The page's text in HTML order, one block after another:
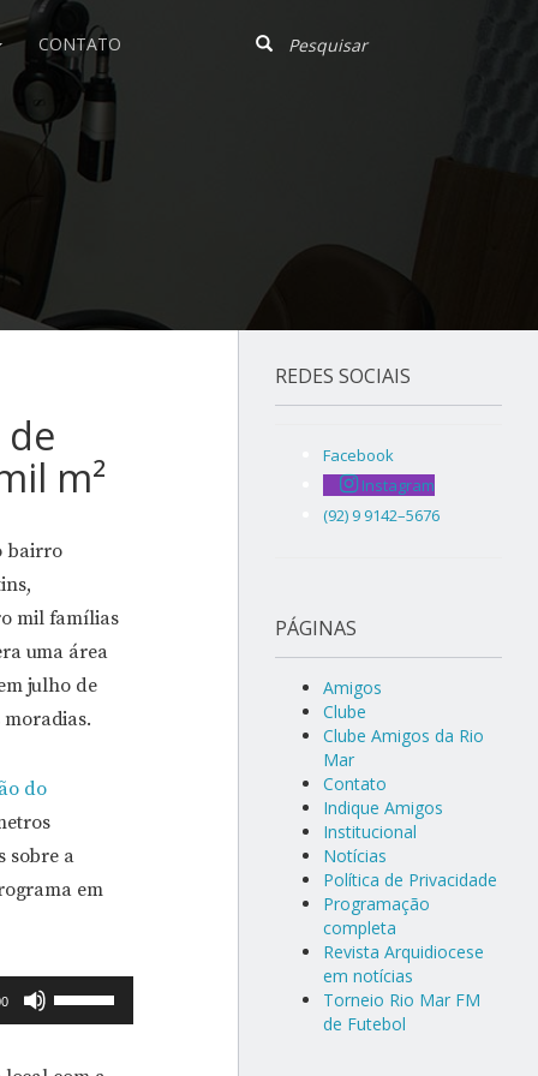
CONTATO
m²
bairro
mil famílias
uma área
julho de
moradias.
do
sobre a
em
Use
as
REDES SOCIAIS
Facebook
Instagram
(92) 9 9142–5676
PÁGINAS
Amigos
Clube
Clube Amigos da Rio
Mar
Contato
Indique Amigos
Institucional
Notícias
Política de Privacidade
Programação
completa
Revista Arquidiocese
em notícias
Torneio Rio Mar FM
de Futebol